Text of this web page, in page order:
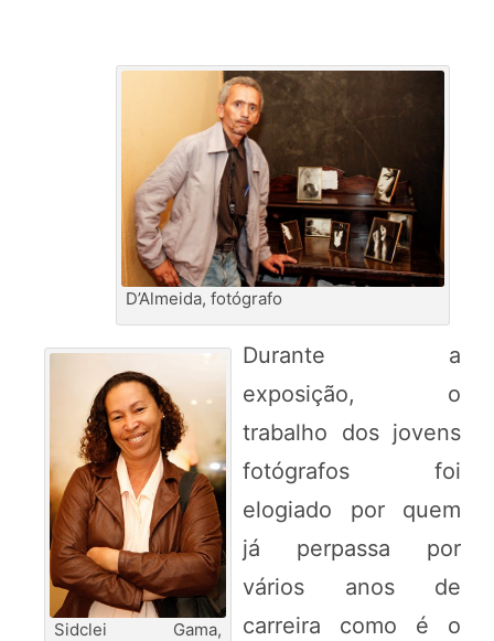
D’Almeida, fotógrafo
Sidclei Gama,
Durante a
exposição, o
trabalho dos jovens
fotógrafos foi
elogiado por quem
já perpassa por
vários anos de
carreira como é o